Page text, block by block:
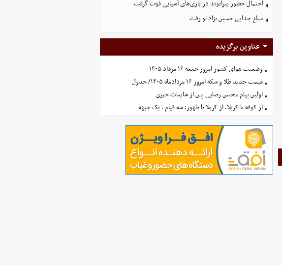
احتمال حضور بیرانوند در بازی‌های آسیایی قوت گرفت
مبلغ جدایی حسین نژاد لو رفت
عناوین برگزیده
وضعیت هوای کشور امروز جمعه ۱۶ مرداد ۱۴۰۵
قیمت جدید طلا و سکه امروز ۱۶ مردادماه ۱۴۰۵/ جدول
اولین پیام محسن رضایی پس از شایعات خبری
از کوفه تا کربلا، از کربلا تا ظهور؛ سه قیام ، یک جبهه